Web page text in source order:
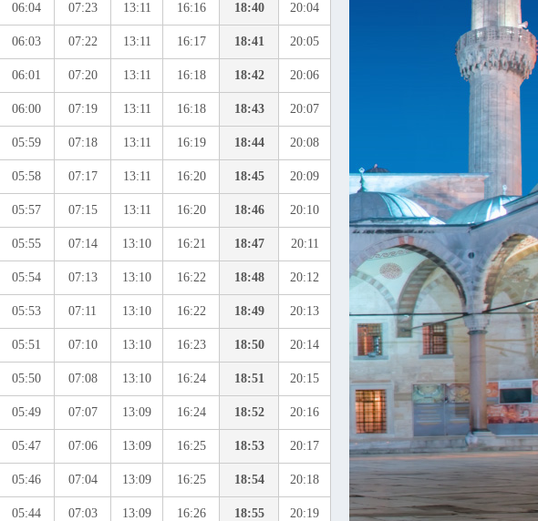
06:04 07:23 13:11 16:16 18:40 20:04
06:03 07:22 13:11 16:17 18:41 20:05
06:01 07:20 13:11 16:18 18:42 20:06
06:00 07:19 13:11 16:18 18:43 20:07
05:59 07:18 13:11 16:19 18:44 20:08
05:58 07:17 13:11 16:20 18:45 20:09
05:57 07:15 13:11 16:20 18:46 20:10
05:55 07:14 13:10 16:21 18:47 20:11
05:54 07:13 13:10 16:22 18:48 20:12
05:53 07:11 13:10 16:22 18:49 20:13
05:51 07:10 13:10 16:23 18:50 20:14
05:50 07:08 13:10 16:24 18:51 20:15
05:49 07:07 13:09 16:24 18:52 20:16
05:47 07:06 13:09 16:25 18:53 20:17
05:46 07:04 13:09 16:25 18:54 20:18
05:44 07:03 13:09 16:26 18:55 20:19